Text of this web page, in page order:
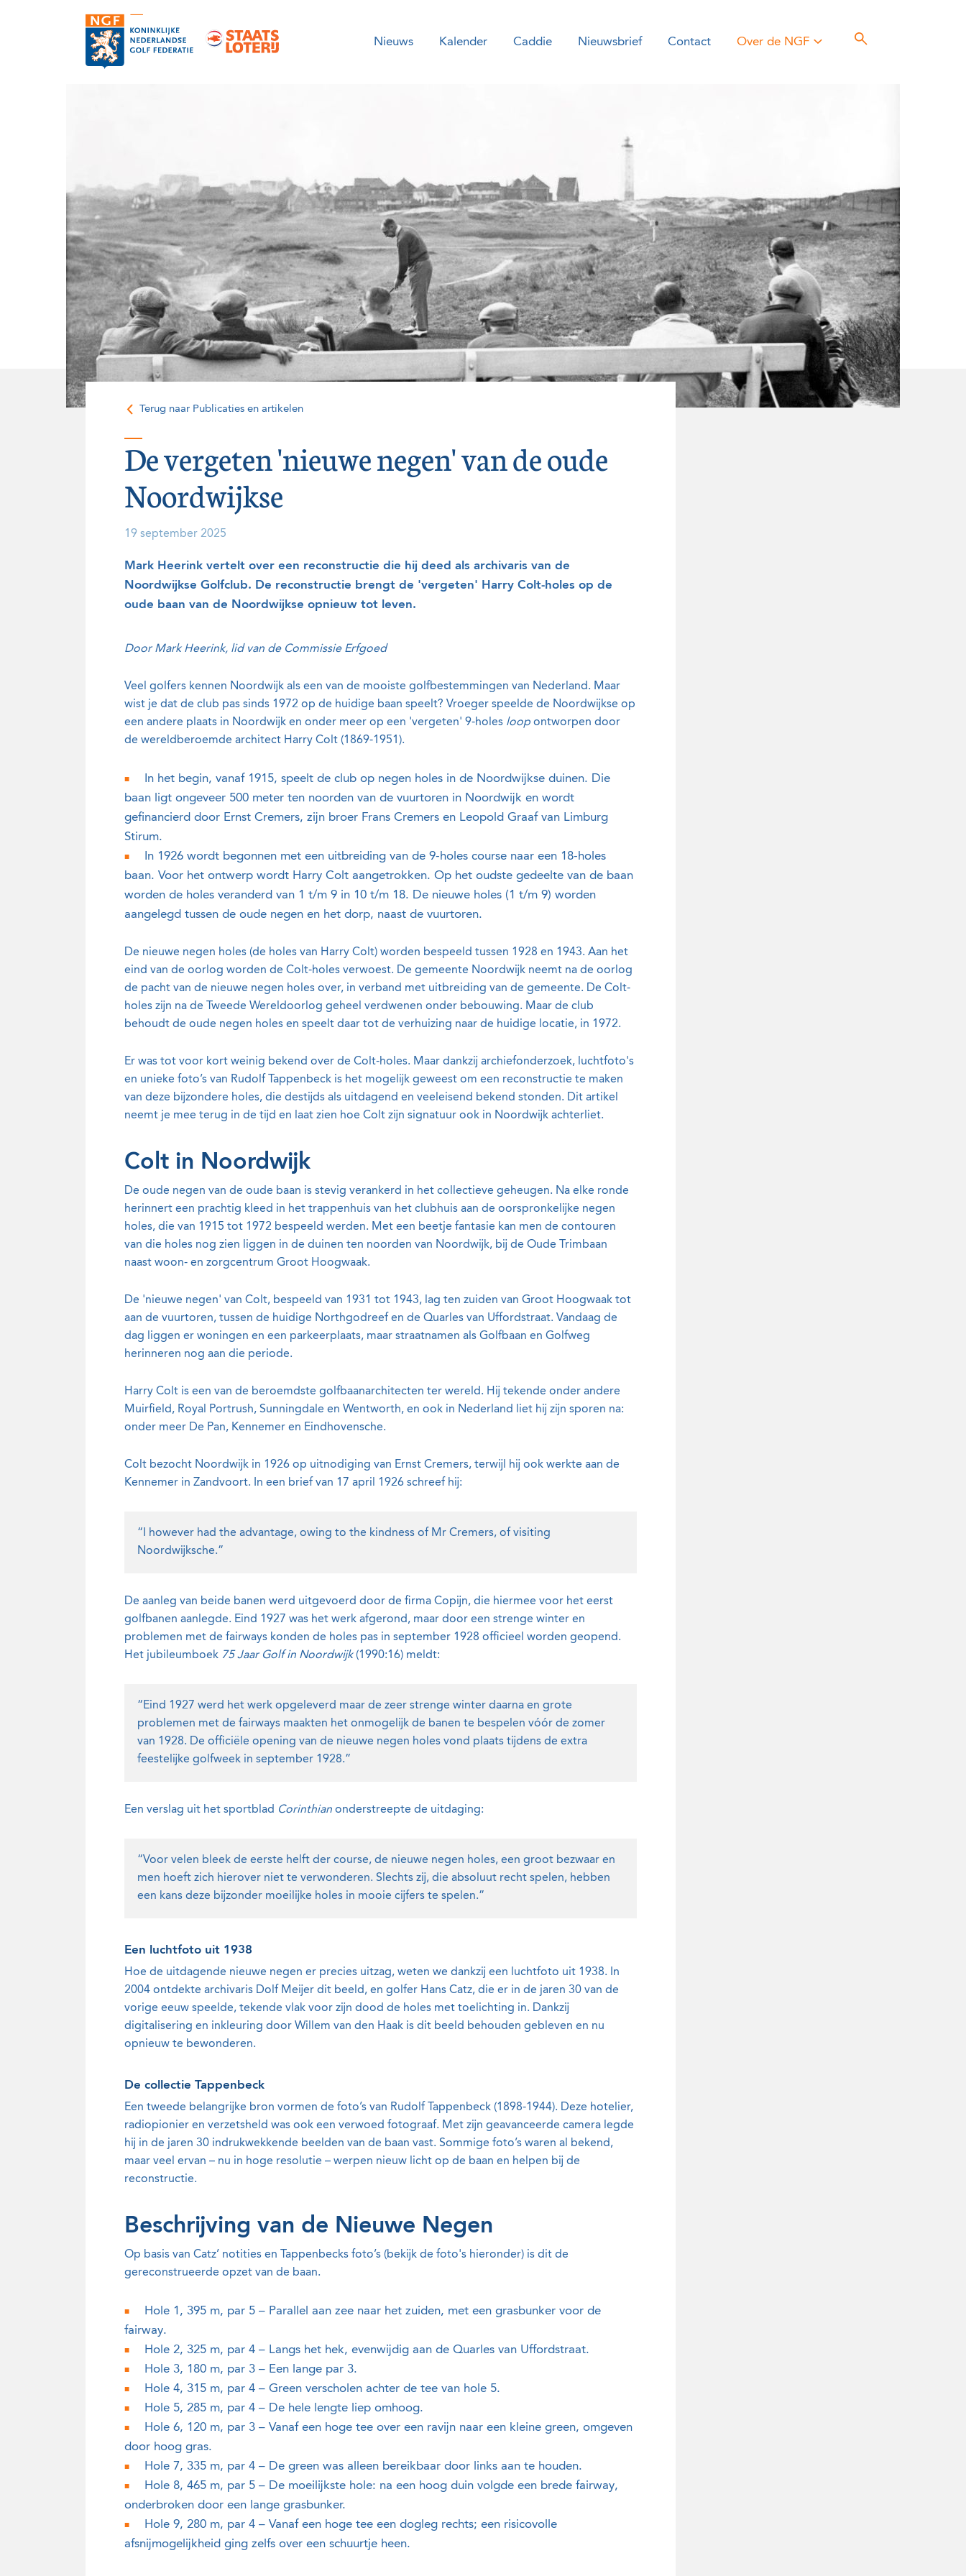
Nieuws Kalender Caddie Nieuwsbrief Contact Over de NGF
Organisatie
Vacatures
Strategie, statuten en reglementen
Partners van de NGF
Informatie over de NGF-pas
NGF-verzekeringen
Topgolf
De NGF-competities
Golf in Nederland: feiten en cijfers
Onze historie
Vrijwilligers
Terug naar Publicaties en artikelen
De vergeten 'nieuwe negen' van de oude
Noordwijkse
19 september 2025
Mark Heerink vertelt over een reconstructie die hij deed als archivaris van de
Noordwijkse Golfclub. De reconstructie brengt de 'vergeten' Harry Colt-holes op de
oude baan van de Noordwijkse opnieuw tot leven.
Door Mark Heerink, lid van de Commissie Erfgoed
Veel golfers kennen Noordwijk als een van de mooiste golfbestemmingen van Nederland. Maar
wist je dat de club pas sinds 1972 op de huidige baan speelt? Vroeger speelde de Noordwijkse op
een andere plaats in Noordwijk en onder meer op een 'vergeten' 9-holes loopontworpen door
de wereldberoemde architect Harry Colt (1869-1951).
In het begin, vanaf 1915, speelt de club op negen holes in de Noordwijkse duinen. Die
baan ligt ongeveer 500 meter ten noorden van de vuurtoren in Noordwijk en wordt
gefinancierd door Ernst Cremers, zijn broer Frans Cremers en Leopold Graaf van Limburg
Stirum.
In 1926 wordt begonnen met een uitbreiding van de 9-holes course naar een 18-holes
baan. Voor het ontwerp wordt Harry Colt aangetrokken. Op het oudste gedeelte van de baan
worden de holes veranderd van 1 t/m 9 in 10 t/m 18. De nieuwe holes (1 t/m 9) worden
aangelegd tussen de oude negen en het dorp, naast de vuurtoren.
De nieuwe negen holes (de holes van Harry Colt) worden bespeeld tussen 1928 en 1943. Aan het
eind van de oorlog worden de Colt-holes verwoest. De gemeente Noordwijk neemt na de oorlog
de pacht van de nieuwe negen holes over, in verband met uitbreiding van de gemeente. De Colt-
holes zijn na de Tweede Wereldoorlog geheel verdwenen onder bebouwing. Maar de club
behoudt de oude negen holes en speelt daar tot de verhuizing naar de huidige locatie, in 1972.
Er was tot voor kort weinig bekend over de Colt-holes. Maar dankzij archiefonderzoek, luchtfoto's
en unieke foto’s van Rudolf Tappenbeck is het mogelijk geweest om een reconstructie te maken
van deze bijzondere holes, die destijds als uitdagend en veeleisend bekend stonden. Dit artikel
neemt je mee terug in de tijd en laat zien hoe Colt zijn signatuur ook in Noordwijk achterliet.
Colt in Noordwijk
De oude negen van de oude baan is stevig verankerd in het collectieve geheugen. Na elke ronde
herinnert een prachtig kleed in het trappenhuis van het clubhuis aan de oorspronkelijke negen
holes, die van 1915 tot 1972 bespeeld werden. Met een beetje fantasie kan men de contouren
van die holes nog zien liggen in de duinen ten noorden van Noordwijk, bij de Oude Trimbaan
naast woon- en zorgcentrum Groot Hoogwaak.
De 'nieuwe negen' van Colt, bespeeld van 1931 tot 1943, lag ten zuiden van Groot Hoogwaak tot
aan de vuurtoren, tussen de huidige Northgodreef en de Quarles van Uffordstraat. Vandaag de
dag liggen er woningen en een parkeerplaats, maar straatnamen als Golfbaan en Golfweg
herinneren nog aan die periode.
Harry Colt is een van de beroemdste golfbaanarchitecten ter wereld. Hij tekende onder andere
Muirfield, Royal Portrush, Sunningdale en Wentworth, en ook in Nederland liet hij zijn sporen na:
onder meer De Pan, Kennemer en Eindhovensche.
Colt bezocht Noordwijk in 1926 op uitnodiging van Ernst Cremers, terwijl hij ook werkte aan de
Kennemer in Zandvoort. In een brief van 17 april 1926 schreef hij:
“I however had the advantage, owing to the kindness of Mr Cremers, of visiting
Noordwijksche.”
De aanleg van beide banen werd uitgevoerd door de firma Copijn, die hiermee voor het eerst
golfbanen aanlegde. Eind 1927 was het werk afgerond, maar door een strenge winter en
problemen met de fairways konden de holes pas in september 1928 officieel worden geopend.
Het jubileumboek 75 Jaar Golf in Noordwijk(1990:16) meldt:
“Eind 1927 werd het werk opgeleverd maar de zeer strenge winter daarna en grote
problemen met de fairways maakten het onmogelijk de banen te bespelen vóór de zomer
van 1928. De officiële opening van de nieuwe negen holes vond plaats tijdens de extra
feestelijke golfweek in september 1928.”
Een verslag uit het sportblad Corinthianonderstreepte de uitdaging:
“Voor velen bleek de eerste helft der course, de nieuwe negen holes, een groot bezwaar en
men hoeft zich hierover niet te verwonderen. Slechts zij, die absoluut recht spelen, hebben
een kans deze bijzonder moeilijke holes in mooie cijfers te spelen.”
Een luchtfoto uit 1938
Hoe de uitdagende nieuwe negen er precies uitzag, weten we dankzij een luchtfoto uit 1938. In
2004 ontdekte archivaris Dolf Meijer dit beeld, en golfer Hans Catz, die er in de jaren 30 van de
vorige eeuw speelde, tekende vlak voor zijn dood de holes met toelichting in. Dankzij
digitalisering en inkleuring door Willem van den Haak is dit beeld behouden gebleven en nu
opnieuw te bewonderen.
De collectie Tappenbeck
Een tweede belangrijke bron vormen de foto’s van Rudolf Tappenbeck (1898-1944). Deze hotelier,
radiopionier en verzetsheld was ook een verwoed fotograaf. Met zijn geavanceerde camera legde
hij in de jaren 30 indrukwekkende beelden van de baan vast. Sommige foto’s waren al bekend,
maar veel ervan – nu in hoge resolutie – werpen nieuw licht op de baan en helpen bij de
reconstructie.
Beschrijving van de Nieuwe Negen
Op basis van Catz’ notities en Tappenbecks foto’s (bekijk de foto's hieronder) is dit de
gereconstrueerde opzet van de baan.
Hole 1, 395 m, par 5 – Parallel aan zee naar het zuiden, met een grasbunker voor de
fairway.
Hole 2, 325 m, par 4 – Langs het hek, evenwijdig aan de Quarles van Uffordstraat.
Hole 3, 180 m, par 3 – Een lange par 3.
Hole 4, 315 m, par 4 – Green verscholen achter de tee van hole 5.
Hole 5, 285 m, par 4 – De hele lengte liep omhoog.
Hole 6, 120 m, par 3 – Vanaf een hoge tee over een ravijn naar een kleine green, omgeven
door hoog gras.
Hole 7, 335 m, par 4 – De green was alleen bereikbaar door links aan te houden.
Hole 8, 465 m, par 5 – De moeilijkste hole: na een hoog duin volgde een brede fairway,
onderbroken door een lange grasbunker.
Hole 9, 280 m, par 4 – Vanaf een hoge tee een dogleg rechts; een risicovolle
afsnijmogelijkheid ging zelfs over een schuurtje heen.